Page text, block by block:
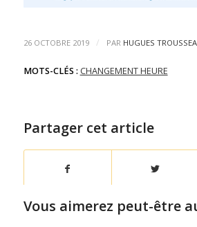
26 OCTOBRE 2019 / PAR HUGUES
MOTS-CLÉS : CHANGEMENT HEURE
Partager cet article
Vous aimerez peut-être